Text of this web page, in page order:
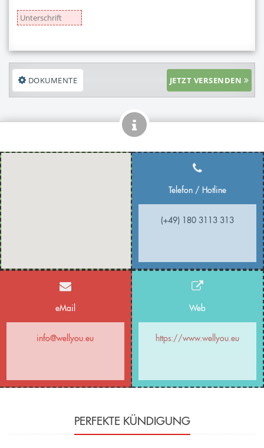
DOKUMENTE JETZT VERSENDEN
Telefon / Hotline
(+49) 180 3113 313
eMail
info@wellyou.eu
Web
https://www.wellyou.eu
PERFEKTE KÜNDIGUNG